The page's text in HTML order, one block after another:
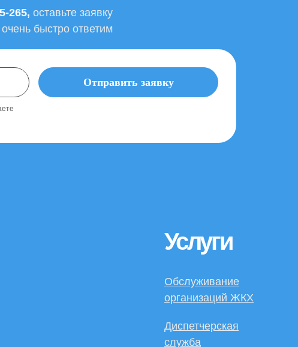
Обслуживание
организаций ЖКХ
265, оставьте заявку
быстро ответим
Отправить заявку
Услуги
Диспетчерская
служба